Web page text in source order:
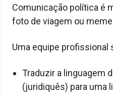
Comunicação política é
foto de viagem ou
Uma equipe profissional
Traduzir a linguagem
(juridiquês) para uma